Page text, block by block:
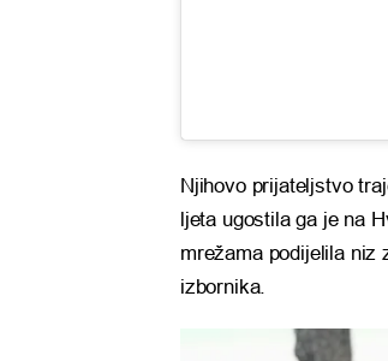
Njihovo prijateljstvo
ljeta ugostila ga je na
mrežama podijelila niz
izbornika.